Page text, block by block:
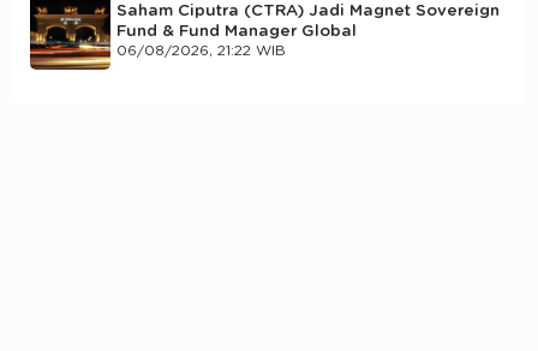
Saham Ciputra (CTRA) Jadi Magnet Sovereign
Fund & Fund Manager Global
06/08/2026, 21:22 WIB